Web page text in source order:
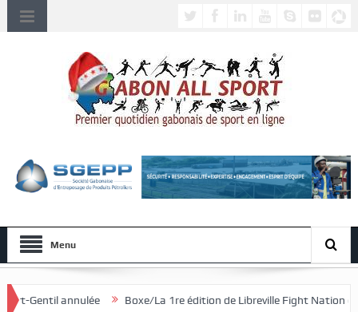
Menu
Boxe/La 1re édition de Libreville Fight Nation débute ce samedi !